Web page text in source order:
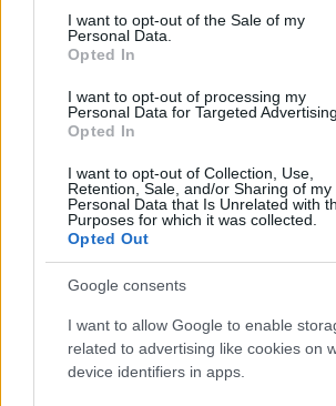
consent section.
I want to opt-out of the Sale of my
Personal Data.
Opted In
I want to opt-out of processing my
Personal Data for Targeted Advertising.
Opted In
I want to opt-out of Collection, Use,
Retention, Sale, and/or Sharing of my
Personal Data that Is Unrelated with
Purposes for which it was collected.
Opted Out
Google consents
I want to allow Google to enable
related to advertising like cookies on
device identifiers in apps.
Continua a leggere